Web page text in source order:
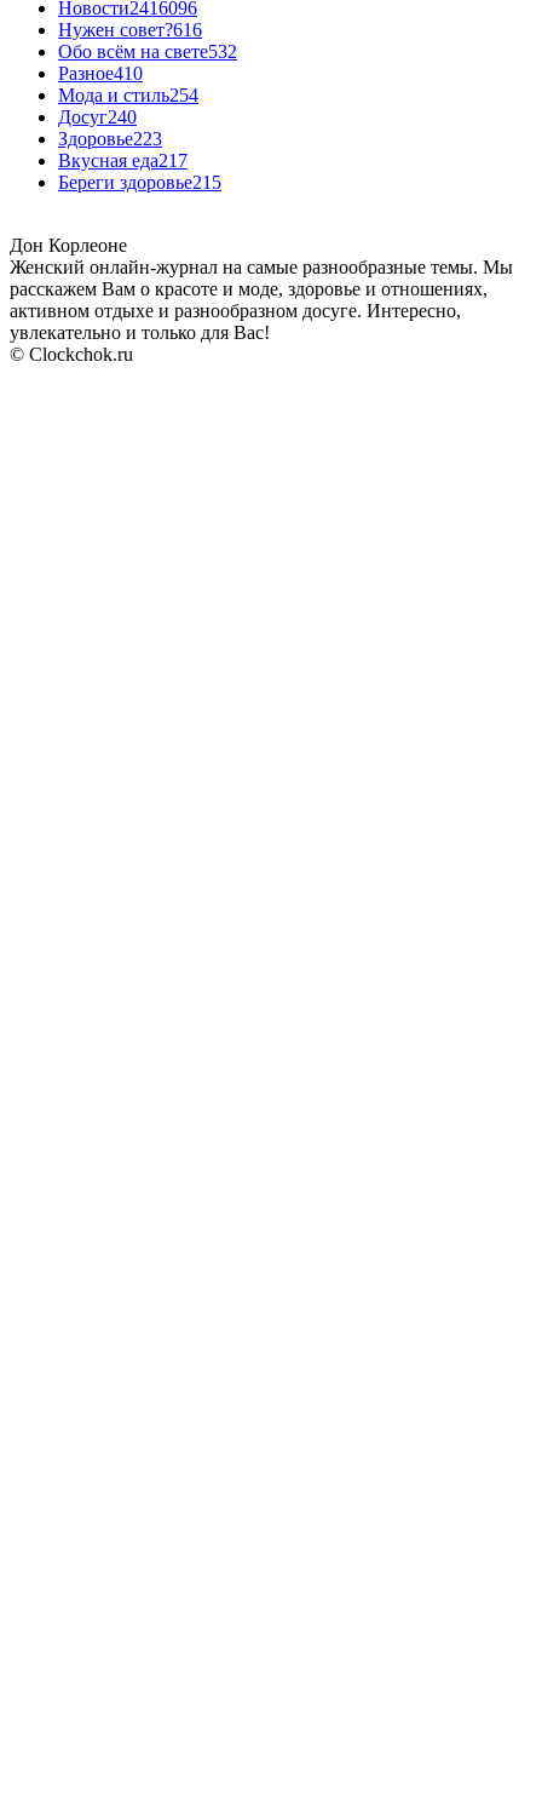
Новости2416096
Нужен совет?616
Обо всём на свете532
Разное410
Мода и стиль254
Досуг240
Здоровье223
Вкусная еда217
Береги здоровье215
Дон Корлеоне
Женский онлайн-журнал на самые разнообразные темы. Мы
расскажем Вам о красоте и моде, здоровье и отношениях,
активном отдыхе и разнообразном досуге. Интересно,
увлекательно и только для Вас!
© Clockchok.ru